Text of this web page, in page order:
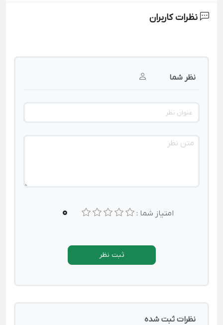
نظرات کاربران
نظر شما
امتیاز شما : 0
ثبت نظر
نظرات ثبت شده